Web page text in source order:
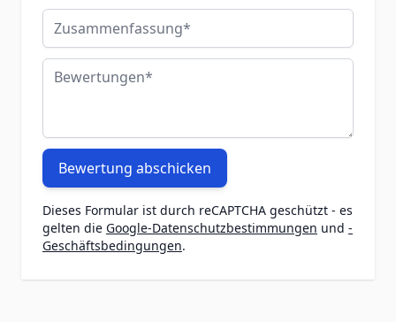
Zusammenfassung
Bewertungen
Bewertung abschicken
Dieses Formular ist durch reCAPTCHA geschützt - es
gelten die Google-Datenschutzbestimmungen und -
Geschäftsbedingungen.